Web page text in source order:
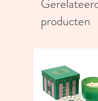
Cette carte Astrologie est
une enveloppe A6 marron
producten